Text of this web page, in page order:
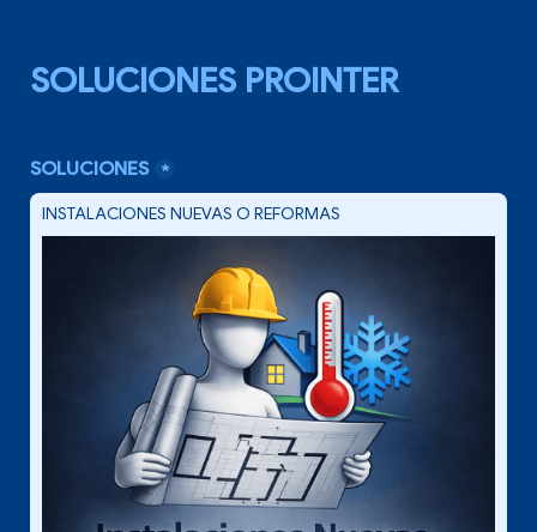
SOLUCIONES PROINTER
SOLUCIONES
*
INSTALACIONES NUEVAS O REFORMAS